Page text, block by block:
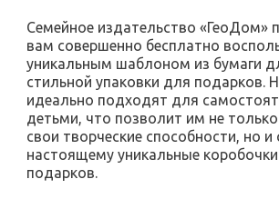
Семейное издательство «ГеоДом»
вам совершенно бесплатно
уникальным шаблоном из бумаги
стильной упаковки для подарков.
идеально подходят для
детьми, что позволит им не
свои творческие способности, но и
настоящему уникальные
подарков.